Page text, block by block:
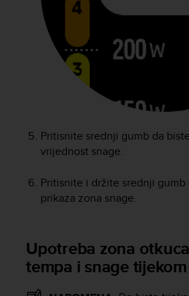
Pritisnite srednji gumb da
vrijednost snage.
Pritisnite i držite srednji gumb
prikaza zona snage.
Upotreba zona
tempa i snage